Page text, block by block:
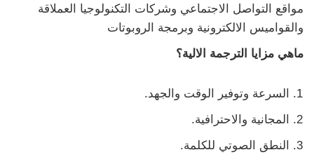
مواقع التواصل الاجتماعي وشركات التكنولوجيا العملاقة
والقواميس الالكترونية وبرمجة الروبوتات
ماهي مزايا الترجمة الالية؟
السرعة وتوفير الوقت والجهد.
المجانية والاحترافية.
النطق الصوتي للكلمة.